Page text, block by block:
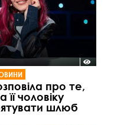
про те,
її чоловіку
шлюб